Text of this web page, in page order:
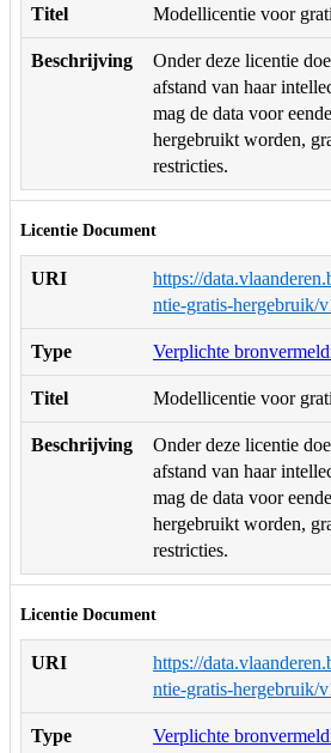
Titel Modellicentie voor
Beschrijving
Onder deze licentie
afstand van haar
mag de data voor
hergebruikt worden,
restricties.
Licentie Document
URI
https://
ntie-gratis-hergebruik/
Type Verplichte
Titel Modellicentie voor
Beschrijving
Onder deze licentie
afstand van haar
mag de data voor
hergebruikt worden,
restricties.
Licentie Document
URI
https://
ntie-gratis-hergebruik/
Type Verplichte